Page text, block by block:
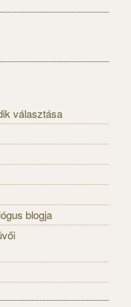
választása
blogja